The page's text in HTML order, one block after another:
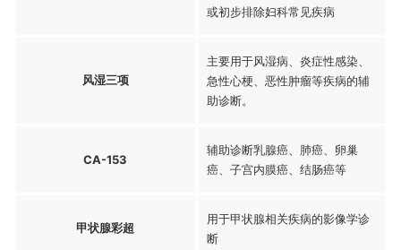
或初步排除妇科常见疾病
风湿三项
主要用于风湿病、炎症性感染、
急性心梗、恶性肿瘤等疾病的辅
助诊断。
CA-153
辅助诊断乳腺癌、肺癌、卵巢
癌、子宫内膜癌、结肠癌等
甲状腺彩超
用于甲状腺相关疾病的影像学诊
断